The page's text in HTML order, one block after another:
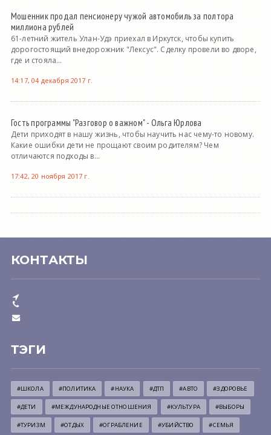
Мошенник продал пенсионеру чужой автомобиль за полтора
миллиона рублей
61-летний житель Улан-Удэ приехал в Иркутск, чтобы купить
дорогостоящий внедорожник "Лексус". Сделку провели во дворе,
где и стояла...
14:17, 04 декабря 2017 г.
Гость программы "Разговор о важном" - Ольга Юрлова
Дети приходят в нашу жизнь, чтобы научить нас чему-то новому.
Какие ошибки дети не прощают своим родителям? Чем
отличаются подходы в...
17:42, 20 ноября 2017 г.
КОНТАКТЫ
ТЭГИ
#ШКОЛА #ПОЛИТИКА #НАУКА #ДТП #АВТО #ЗДОРОВЬЕ
#ДЕТИ #МЕЖДУНАРОДНЫЕ ОТНОШЕНИЯ #КУЛЬТУРА #ВЫБОРЫ
#ТУРИЗМ #ОТДЫХ #ОГРАБЛЕНИЕ #УБИЙСТВО #СЕМЬЯ